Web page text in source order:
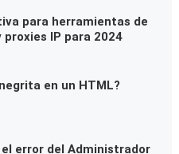
para herramientas de
proxies IP para 2024
en un HTML?
error del Administrador